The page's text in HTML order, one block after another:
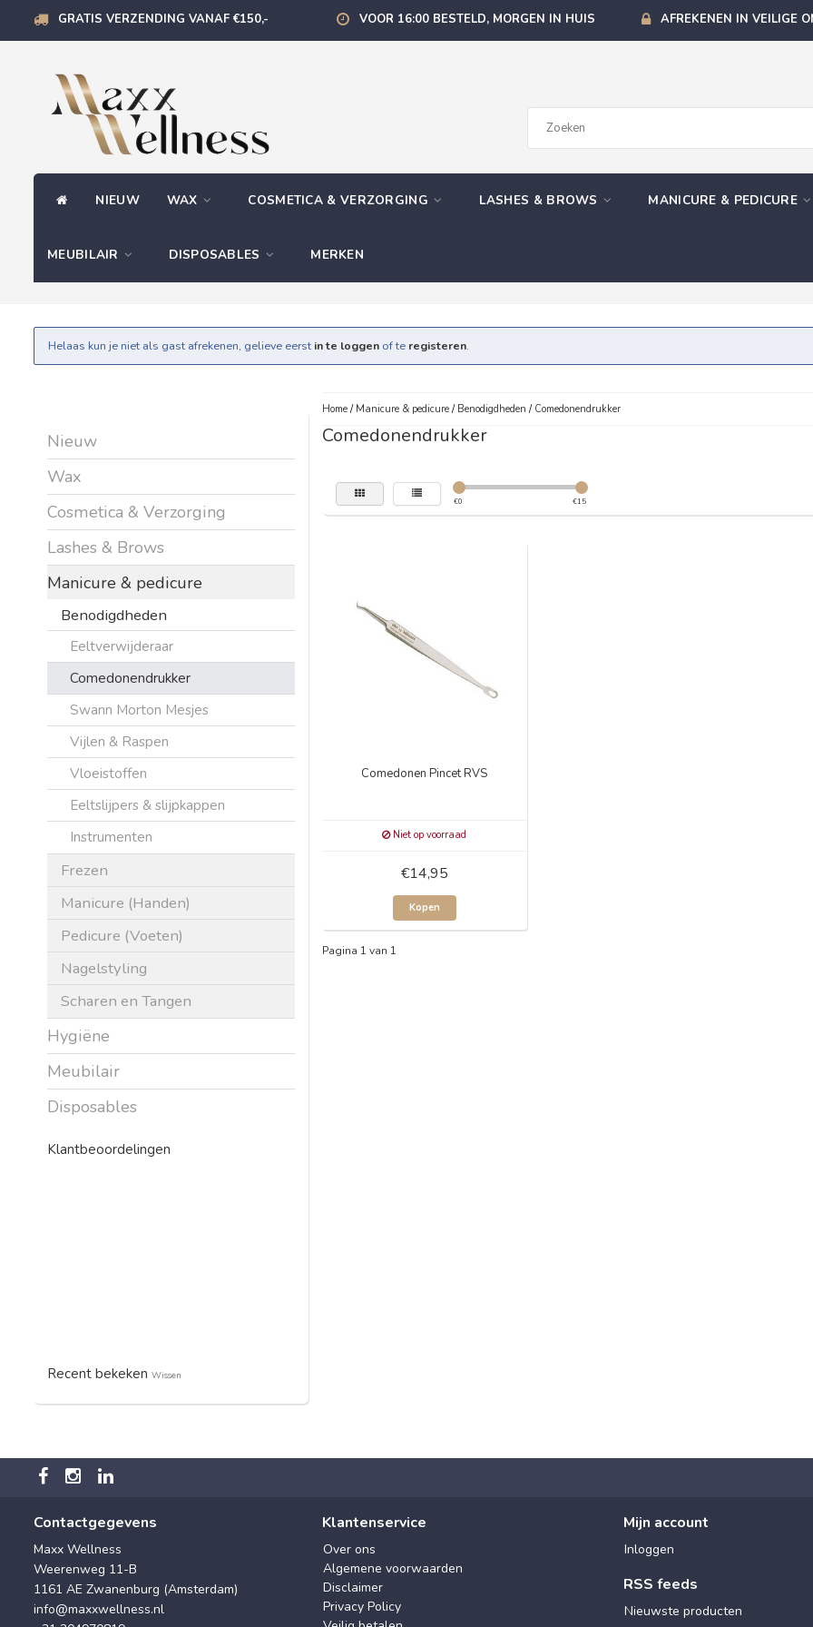
GRATIS VERZENDING VANAF €150,- VOOR 16:00 BESTELD, MORGEN IN HUIS AFREKENEN IN VEILIGE
NIEUW WAX COSMETICA & VERZORGING LASHES & BROWS MANICURE & PEDICURE
MEUBILAIR DISPOSABLES MERKEN
Helaas kun je niet als gast afrekenen, gelieve eerst in te loggen of te registeren.
Nieuw
Wax
Cosmetica & Verzorging
Lashes & Brows
Manicure & pedicure
Benodigdheden
Eeltverwijderaar
Comedonendrukker
Swann Morton Mesjes
Vijlen & Raspen
Vloeistoffen
Eeltslijpers & slijpkappen
Instrumenten
Frezen
Manicure (Handen)
Pedicure (Voeten)
Nagelstyling
Scharen en Tangen
Hygiëne
Meubilair
Disposables
Klantbeoordelingen
Recent bekeken Wissen
Home/ Manicure & pedicure/ Benodigdheden / Comedonendrukker
Comedonendrukker
€0 €15
Comedonen Pincet RVS
Niet op voorraad
€14,95
Kopen
Pagina 1 van 1
Contactgegevens
Maxx Wellness
Weerenweg 11-B
1161 AE Zwanenburg (Amsterdam)
info@maxxwellness.nl
Klantenservice
Over ons
Algemene voorwaarden
Disclaimer
Privacy Policy
Mijn account
Inloggen
RSS feeds
Nieuwste producten